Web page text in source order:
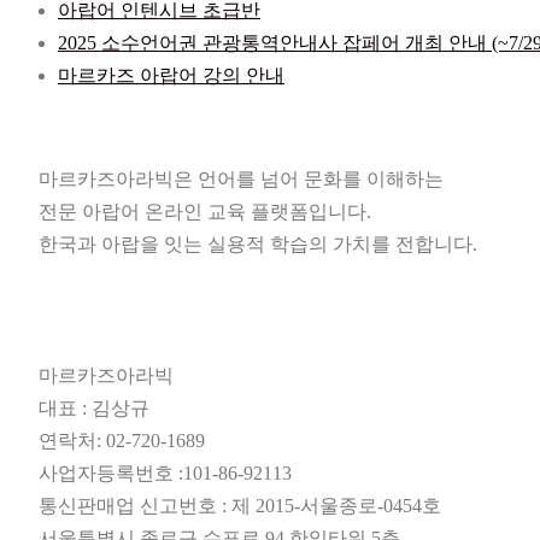
아랍어 인텐시브 초급반
2025 소수언어권 관광통역안내사 잡페어 개최 안내 (~7/
마르카즈 아랍어 강의 안내
마르카즈아라빅은 언어를 넘어 문화를 이해하는
전문 아랍어 온라인 교육 플랫폼입니다.
한국과 아랍을 잇는 실용적 학습의 가치를 전합니다.
마르카즈아라빅
대표 : 김상규
연락처: 02-720-1689
사업자등록번호 :101-86-92113
통신판매업 신고번호 : 제 2015-서울종로-0454호